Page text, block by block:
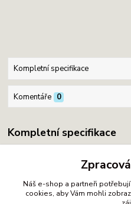
Kompletní specifikace
Komentáře 0
Kompletní specifikace
Náš e-shop a partneři potřebují
cookies, aby Vám mohli